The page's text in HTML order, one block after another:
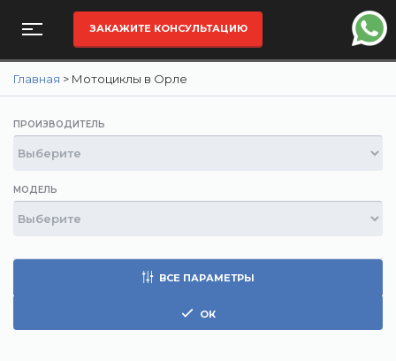
ЗАКАЖИТЕ КОНСУЛЬТАЦИЮ
Главная > Мотоциклы в Орле
ПРОИЗВОДИТЕЛЬ
МОДЕЛЬ
ВСЕ ПАРАМЕТРЫ
ОК